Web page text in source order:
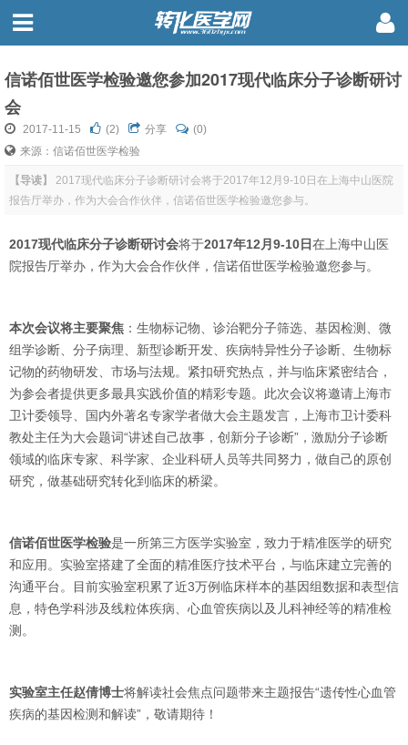
信诺佰世医学检验邀您参加2017现代临床分子诊断研讨
会
2017-11-15 (2) 分享
(0)
来源：信诺佰世医学检验
【导读】
2017现代临床分子诊断研讨会将于2017年12月9-10日在上海中山医院
报告厅举办，作为大会合作伙伴，信诺佰世医学检验邀您参与。
2017现代临床分子诊断研讨会将于2017年12月9-10日在上海中山医
院报告厅举办，作为大会合作伙伴，信诺佰世医学检验邀您参与。
本次会议将主要聚焦 ：生物标记物、诊治靶分子筛选、基因检测、微
组学诊断、分子病理、新型诊断开发、疾病特异性分子诊断、生物标
记物的药物研发、市场与法规。紧扣研究热点，并与临床紧密结合，
为参会者提供更多最具实践价值的精彩专题。此次会议将邀请上海市
卫计委领导、国内外著名专家学者做大会主题发言，上海市卫计委科
教处主任为大会题词“讲述自己故事，创新分子诊断”，激励分子诊断
领域的临床专家、科学家、企业科研人员等共同努力，做自己的原创
研究，做基础研究转化到临床的桥梁。
信诺佰世医学检验是一所第三方医学实验室，致力于精准医学的研究
和应用。实验室搭建了全面的精准医疗技术平台，与临床建立完善的
沟通平台。目前实验室积累了近3万例临床样本的基因组数据和表型信
息，特色学科涉及线粒体疾病、心血管疾病以及儿科神经等的精准检
测。
实验室主任赵倩博士将解读社会焦点问题带来主题报告“遗传性心血管
疾病的基因检测和解读”，敬请期待！